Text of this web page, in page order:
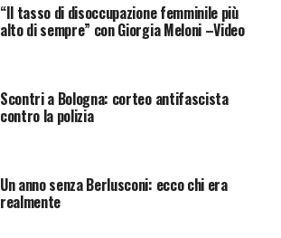
“Il tasso di disoccupazione femminile più
alto di sempre” con Giorgia Meloni –Video
Scontri a Bologna: corteo antifascista
contro la polizia
Un anno senza Berlusconi: ecco chi era
realmente